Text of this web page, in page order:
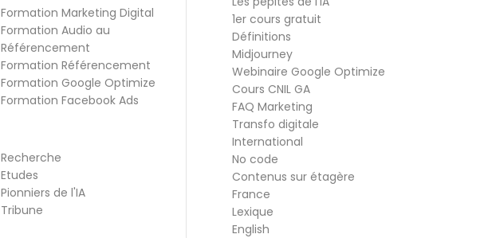
Formation Marketing Digital
Formation Audio au
Référencement
Formation Référencement
Formation Google Optimize
Formation Facebook Ads
Recherche
Etudes
Pionniers de l'IA
Tribune
1er cours gratuit
Définitions
Midjourney
Webinaire Google Optimize
Cours CNIL GA
FAQ Marketing
Transfo digitale
International
No code
Contenus sur étagère
France
Lexique
English